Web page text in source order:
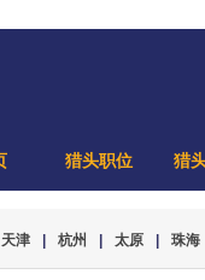
猎头职位 猎
天津 杭州 太原 珠海